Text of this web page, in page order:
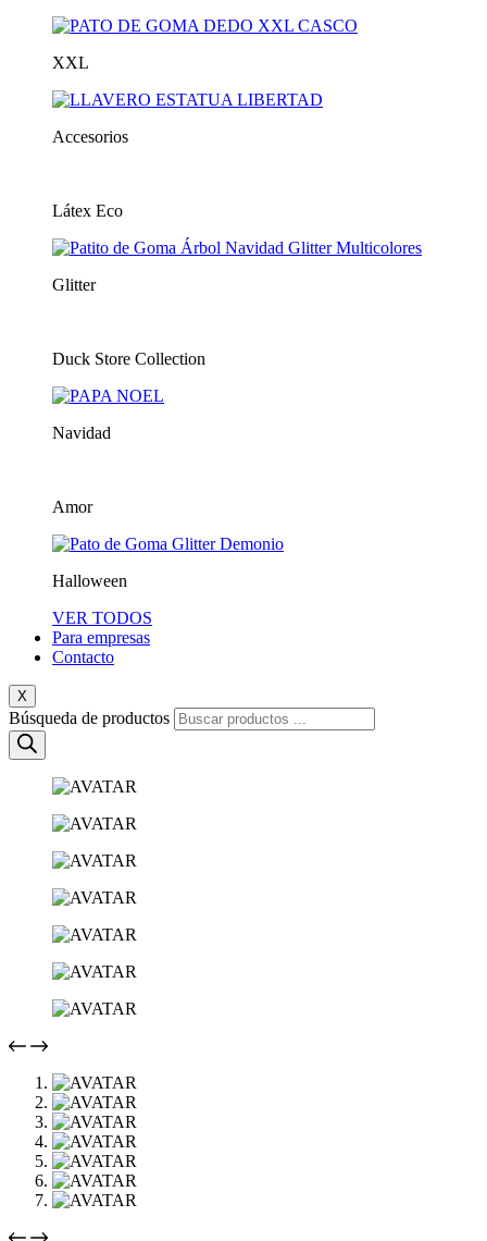
XXL
Accesorios
Látex Eco
Glitter
Duck Store Collection
Navidad
Amor
Halloween
VER TODOS
Para empresas
Contacto
X
Búsqueda de productos